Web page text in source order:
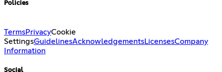
Policies
TermsPrivacyCookie
SettingsGuidelinesAcknowledgementsLicensesCompany
Information
Social